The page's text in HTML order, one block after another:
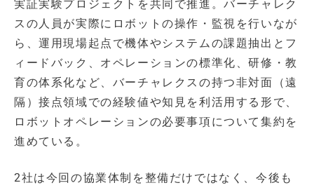
実証実験プロジェクトを共同で推進。バーチャレク
スの人員が実際にロボットの操作・監視を行いなが
ら、運用現場起点で機体やシステムの課題抽出とフ
ィードバック、オペレーションの標準化、研修・教
育の体系化など、バーチャレクスの持つ非対面（遠
隔）接点領域での経験値や知見を利活用する形で、
ロボットオペレーションの必要事項について集約を
進めている。
2社は今回の協業体制を整備だけではなく、今後も